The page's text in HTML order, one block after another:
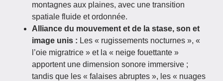
montagnes aux plaines, avec une transition
spatiale fluide et ordonnée.
Alliance du mouvement et de la stase, son et
image unis : Les « rugissements nocturnes », «
l’oie migratrice » et la « neige fouettante »
apportent une dimension sonore immersive ;
tandis que les « falaises abruptes », les « nuages